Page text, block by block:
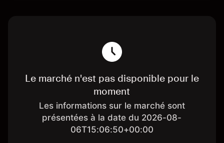
Le marché n'est pas disponible pour le
moment
Les informations sur le marché sont
présentées à la date du 2026-08-
06T15:06:50+00:00